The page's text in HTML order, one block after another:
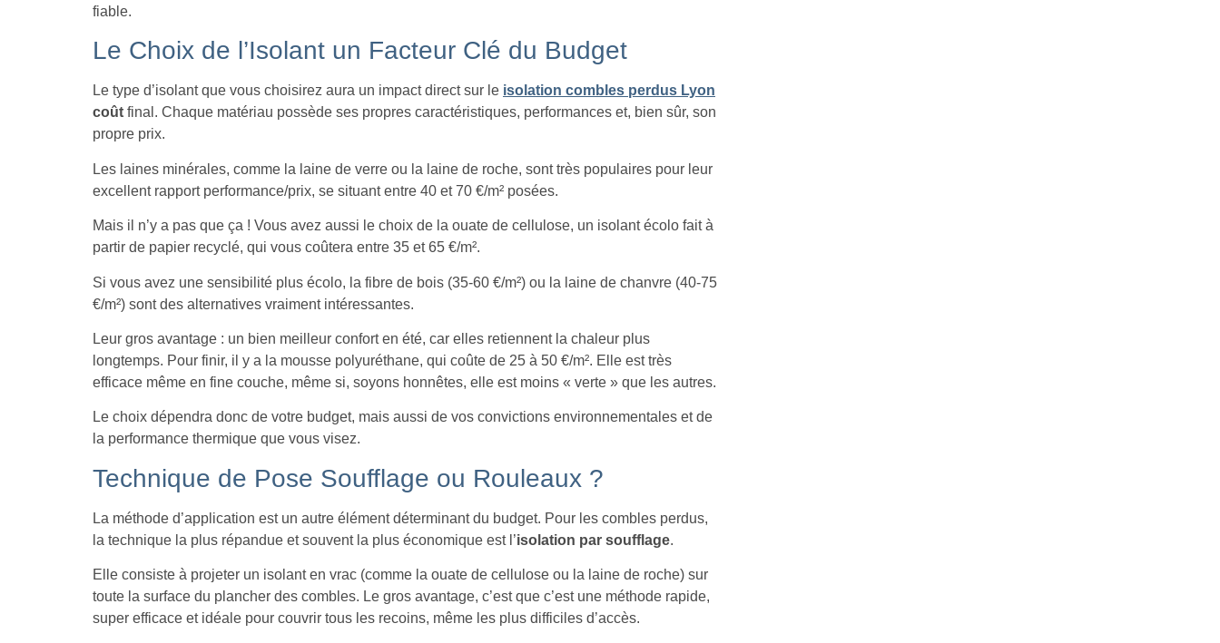
fiable.
Le Choix de l’Isolant un Facteur Clé du Budget
Le type d’isolant que vous choisirez aura un impact direct sur le isolation combles perdus Lyon
coût final. Chaque matériau possède ses propres caractéristiques, performances et, bien sûr, son
propre prix.
Les laines minérales, comme la laine de verre ou la laine de roche, sont très populaires pour leur
excellent rapport performance/prix, se situant entre 40 et 70 €/m² posées.
Mais il n’y a pas que ça ! Vous avez aussi le choix de la ouate de cellulose, un isolant écolo fait à
partir de papier recyclé, qui vous coûtera entre 35 et 65 €/m².
Si vous avez une sensibilité plus écolo, la fibre de bois (35-60 €/m²) ou la laine de chanvre (40-75
€/m²) sont des alternatives vraiment intéressantes.
Leur gros avantage : un bien meilleur confort en été, car elles retiennent la chaleur plus
longtemps. Pour finir, il y a la mousse polyuréthane, qui coûte de 25 à 50 €/m². Elle est très
efficace même en fine couche, même si, soyons honnêtes, elle est moins « verte » que les autres.
Le choix dépendra donc de votre budget, mais aussi de vos convictions environnementales et de
la performance thermique que vous visez.
Technique de Pose Soufflage ou Rouleaux ?
La méthode d’application est un autre élément déterminant du budget. Pour les combles perdus,
la technique la plus répandue et souvent la plus économique est l’isolation par soufflage.
Elle consiste à projeter un isolant en vrac (comme la ouate de cellulose ou la laine de roche) sur
toute la surface du plancher des combles. Le gros avantage, c’est que c’est une méthode rapide,
super efficace et idéale pour couvrir tous les recoins, même les plus difficiles d’accès.